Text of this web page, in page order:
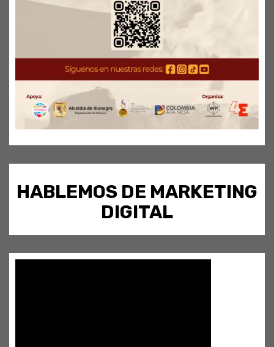
HABLEMOS DE MARKETING
DIGITAL